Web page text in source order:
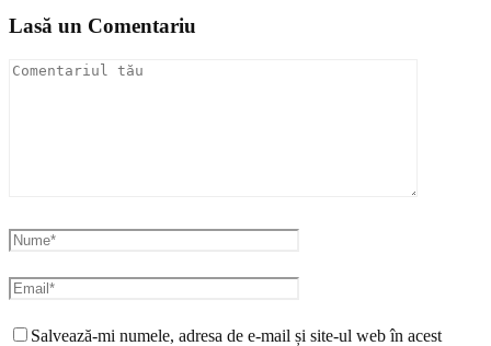
Lasă un Comentariu
Salvează-mi numele, adresa de e-mail și site-ul web în acest